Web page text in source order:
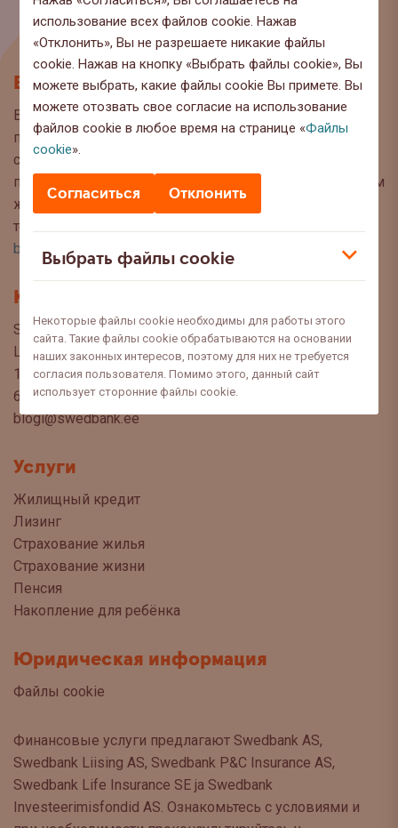
использование всех файлов cookie. Нажав
«Отклонить», Вы не разрешаете никакие файлы
cookie. Нажав на кнопку «Выбрать файлы cookie», Вы
можете выбрать, какие файлы cookie Вы примете. Вы
можете отозвать свое согласие на использование
файлов cookie в любое время на странице «Файлы
cookie».
Согласиться Отклонить
Выбрать файлы cookie
Некоторые файлы cookie необходимы для работы этого
сайта. Такие файлы cookie обрабатываются на основании
наших законных интересов, поэтому для них не требуется
согласия пользователя. Помимо этого, данный сайт
использует сторонние файлы cookie.
Блог
Вы находитесь на странице блога Swedbank, где мы
публикуем интересную информацию и полезные
советы, чтобы Вы могли сделать осознанный выбор
при управлении своими финансами. Мы с нетерпением
ждём Ваших вопросов, предложений и мнений по
темам, которые Вы хотели бы прочитать в этом блоге:
blog@swedbank.ee
Контакт
Swedbank AS
Liivalaia 34
15040 Tallinn, Estonia
6310 310
blogi@swedbank.ee
Услуги
Жилищный кредит
Лизинг
Страхование жилья
Страхование жизни
Пенсия
Накопление для ребёнка
Юридическая информация
Файлы cookie
Финансовые услуги предлагают Swedbank AS,
Swedbank Liising AS, Swedbank P&C Insurance AS,
Swedbank Life Insurance SE ja Swedbank
Investeerimisfondid AS. Ознакомьтесь с условиями и